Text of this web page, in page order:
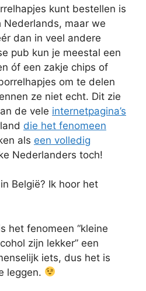
kunt bestellen is
Nederlands, maar we
dan in veel andere
pub kun je meestal een
óf een zakje chips of
om te delen
ze niet echt. Dit zie
de vele internetpagina’s
die het fenomeen
als een volledig
Nederlanders toch!
België? Ik hoor het
het fenomeen “kleine
zijn lekker” een
iets, dus het is
leggen.